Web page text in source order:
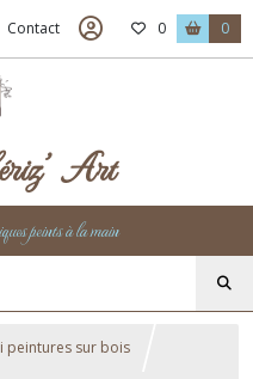
Contact 0 0
Art
peints à la main
peintures sur bois